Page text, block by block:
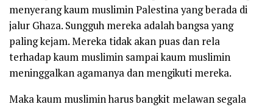
menyerang kaum muslimin Palestina yang berada di
jalur Ghaza. Sungguh mereka adalah bangsa yang
paling kejam. Mereka tidak akan puas dan rela
terhadap kaum muslimin sampai kaum muslimin
meninggalkan agamanya dan mengikuti mereka.
Maka kaum muslimin harus bangkit melawan segala